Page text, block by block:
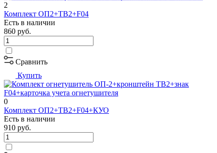
2
Комплект ОП2+ТВ2+F04
Есть в наличии
860 руб.
Сравнить
Купить
0
Комплект ОП2+ТВ2+F04+КУО
Есть в наличии
910 руб.